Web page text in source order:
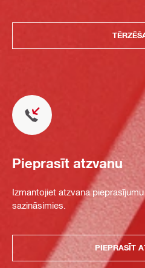
Pieprasīt atzvanu
Izmantojiet atzvana
sazināsimies.
PIEPRASĪT